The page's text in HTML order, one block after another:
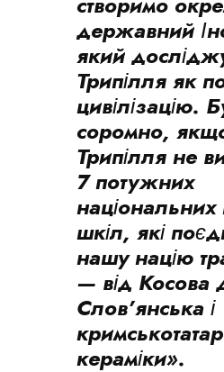
державний
який
Трипілля як
цивілізацію.
соромно,
Трипілля не
7 потужних
шкіл, які
нашу націю
— від Косова
Слов’янська і
кераміки».